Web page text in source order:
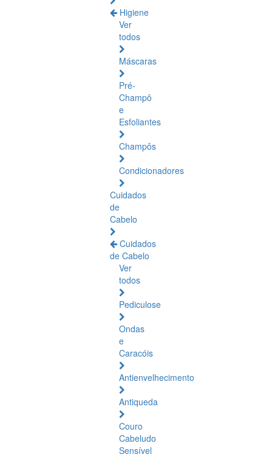
Higiene
Ver
todos
Máscaras
Pré-
Champô
e
Esfoliantes
Champôs
Condicionadores
Cuidados
de
Cabelo
Cuidados
de Cabelo
Ver
todos
Pediculose
Ondas
e
Caracóis
Antienvelhecimento
Antiqueda
Couro
Cabeludo
Sensível